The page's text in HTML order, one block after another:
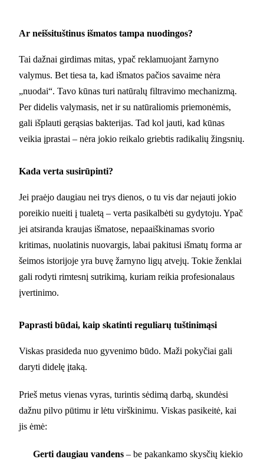
Ar neišsituštinus išmatos tampa nuodingos?
Tai dažnai girdimas mitas, ypač reklamuojant žarnyno
valymus. Bet tiesa ta, kad išmatos pačios savaime nėra
„nuodai“. Tavo kūnas turi natūralų filtravimo mechanizmą.
Per didelis valymasis, net ir su natūraliomis priemonėmis,
gali išplauti gerąsias bakterijas. Tad kol jauti, kad kūnas
veikia įprastai – nėra jokio reikalo griebtis radikalių žingsnių.
Kada verta susirūpinti?
Jei praėjo daugiau nei trys dienos, o tu vis dar nejauti jokio
poreikio nueiti į tualetą – verta pasikalbėti su gydytoju. Ypač
jei atsiranda kraujas išmatose, nepaaiškinamas svorio
kritimas, nuolatinis nuovargis, labai pakitusi išmatų forma ar
šeimos istorijoje yra buvę žarnyno ligų atvejų. Tokie ženklai
gali rodyti rimtesnį sutrikimą, kuriam reikia profesionalaus
įvertinimo.
Paprasti būdai, kaip skatinti reguliarų tuštinimąsi
Viskas prasideda nuo gyvenimo būdo. Maži pokyčiai gali
daryti didelę įtaką.
Prieš metus vienas vyras, turintis sėdimą darbą, skundėsi
dažnu pilvo pūtimu ir lėtu virškinimu. Viskas pasikeitė, kai
jis ėmė:
Gerti daugiau vandens – be pakankamo skysčių kiekio